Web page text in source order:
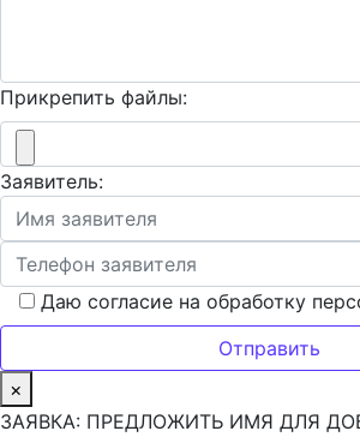
Прикрепить файлы:
Заявитель:
Даю согласие на обработку
×
ЗАЯВКА: ПРЕДЛОЖИТЬ ИМЯ ДЛЯ